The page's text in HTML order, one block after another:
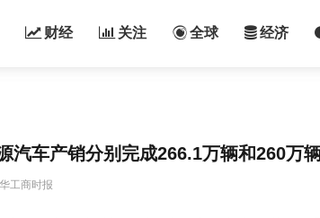
财经 关注 全球 经济
汽车产销分别完成266.1万辆和260万
工商时报